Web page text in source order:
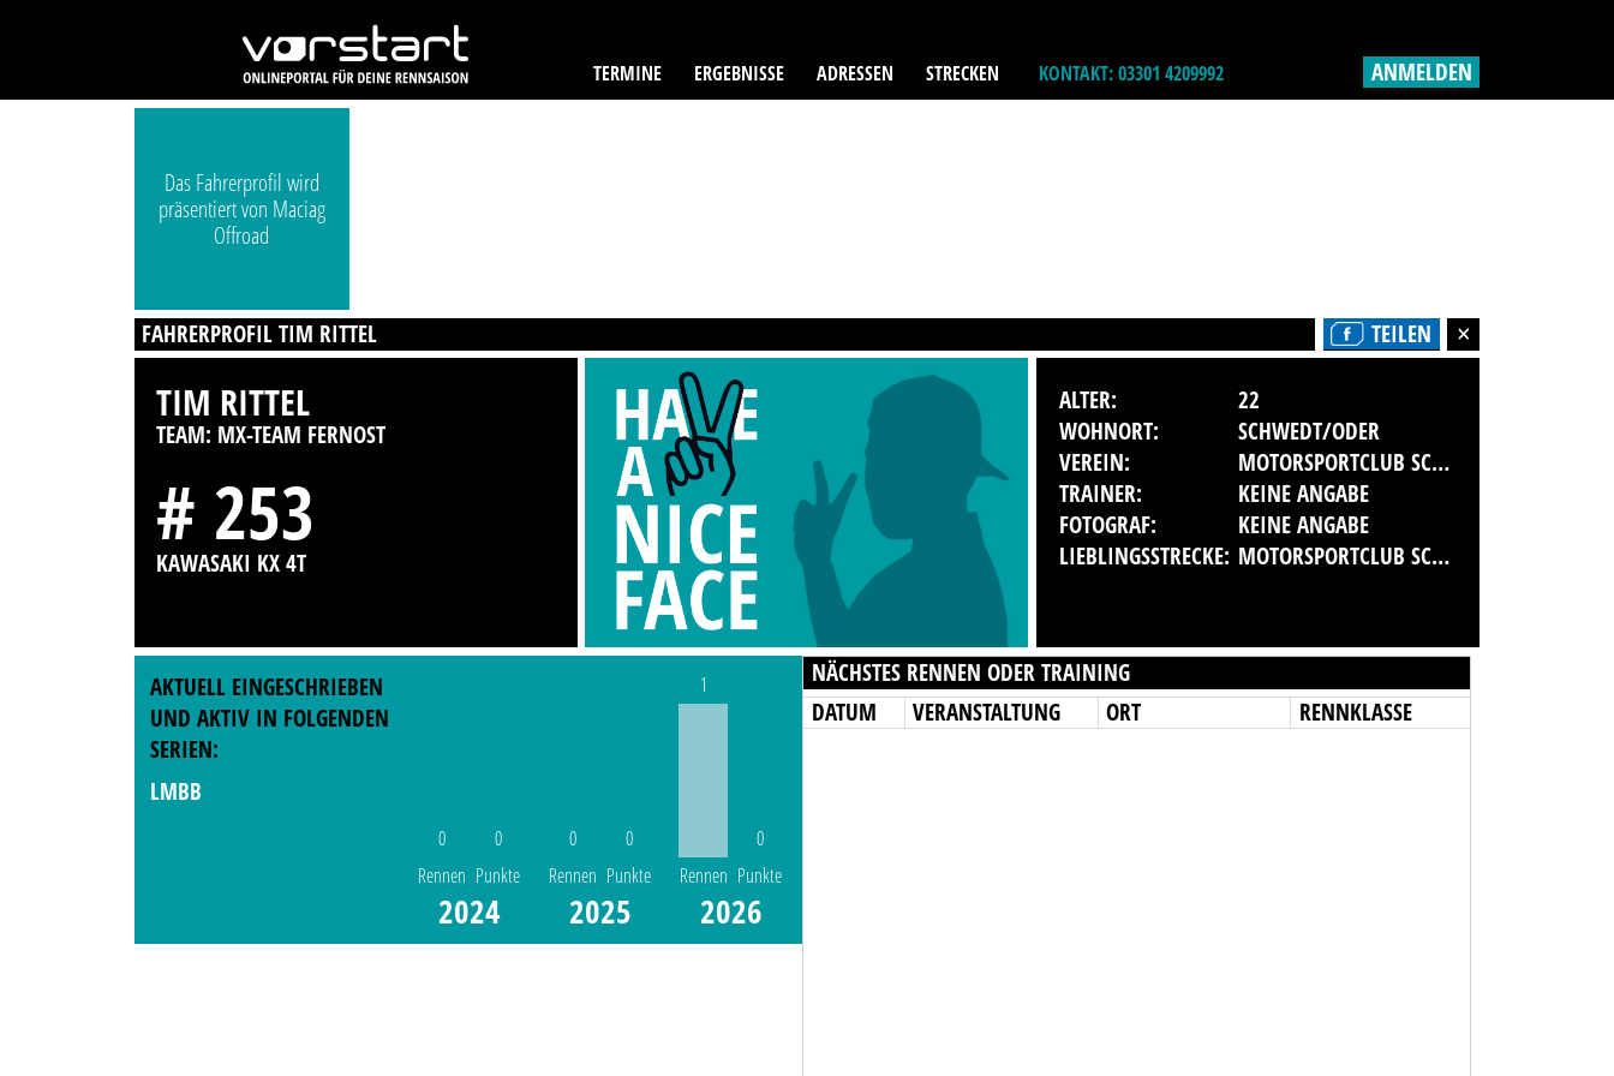
TERMINE ERGEBNISSE ADRESSEN STRECKEN KONTAKT: 03301 4209992 ANMELDEN
Das Fahrerprofil wird
präsentiert von Maciag
Offroad
FAHRERPROFIL TIM RITTEL TEILEN
TIM RITTEL
TEAM: MX-TEAM FERNOST
# 253
KAWASAKI KX 4T
ALTER:
22
WOHNORT:
SCHWEDT/ODER
VEREIN:
MOTORSPORTCLUB SCHWEDT IM ADAC E.V.
TRAINER:
KEINE ANGABE
FOTOGRAF:
KEINE ANGABE
LIEBLINGSSTRECKE:
MOTORSPORTCLUB SCHWEDT IM ADAC E.V.
AKTUELL EINGESCHRIEBEN
UND AKTIV IN FOLGENDEN
SERIEN:
LMBB
0
Rennen
0
Punkte
2024
0
Rennen
0
Punkte
2025
1
Rennen
0
Punkte
2026
NÄCHSTES RENNEN ODER TRAINING
DATUM
VERANSTALTUNG ORT RENNKLASSE